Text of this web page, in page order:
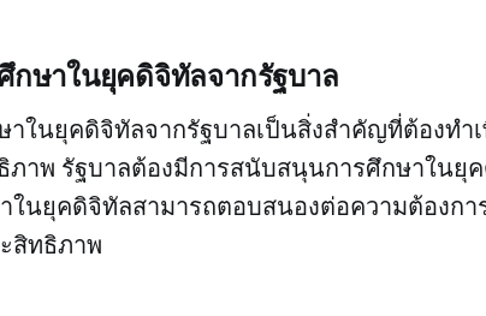
กษาในยุคดิจิทัลจากรัฐบาล
ในยุคดิจิทัลจากรัฐบาลเป็นสิ่งสำคัญที่ต้องทำ
าพ รัฐบาลต้องมีการสนับสนุนการศึกษาในยุ
ในยุคดิจิทัลสามารถตอบสนองต่อความต้องก
สิทธิภาพ